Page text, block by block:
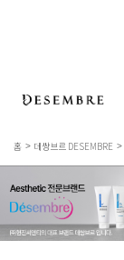
홈 데쌍브르 DESEMBRE